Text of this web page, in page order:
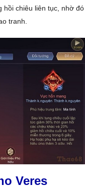
hồi chiêu liên tục, nhờ đó
tranh.
Veres